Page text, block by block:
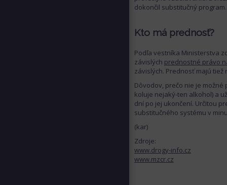
dokončil substitučný program.
Kto má prednosť?
Podľa vestníka Ministerstva
závislých prednostné právo
závislých. Prednosť majú tiež
Dôvodov, prečo nie je
koluje nejaký-ten alkohol) a
dní po jej ukončení. Určitou
substitučného systému v
(kar)
Zdroje:
www.drogy-info.cz
www.mzcr.cz